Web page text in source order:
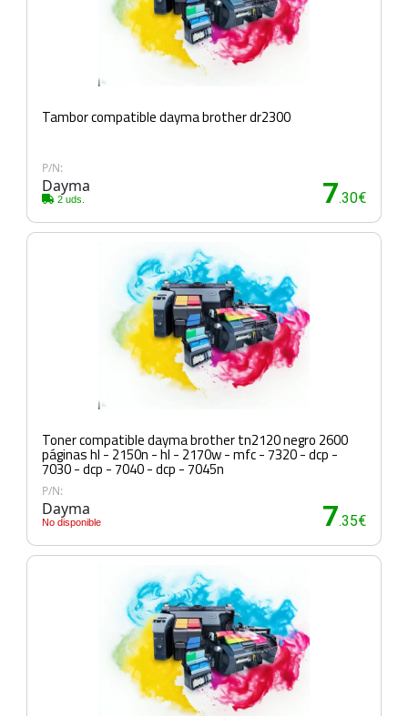
Tambor compatible dayma brother dr2300
P/N:
Dayma
2 uds. 7.30€
Toner compatible dayma brother tn2120 negro 2600
páginas hl - 2150n - hl - 2170w - mfc - 7320 - dcp -
7030 - dcp - 7040 - dcp - 7045n
P/N:
Dayma
No disponible 7.35€